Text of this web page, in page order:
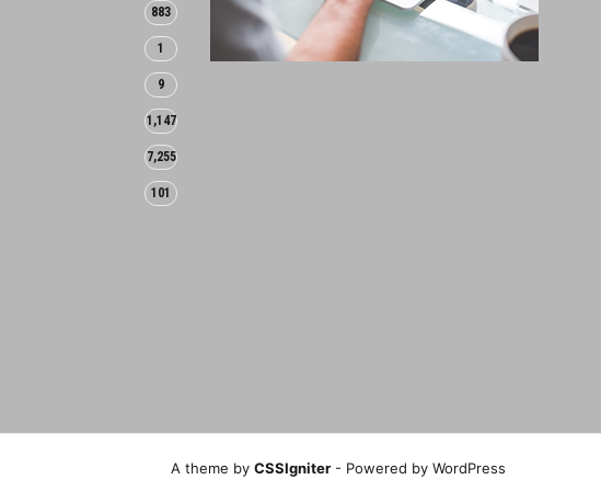
883
1
9
1,147
7,255
101
A theme by CSSIgniter - Powered by WordPress